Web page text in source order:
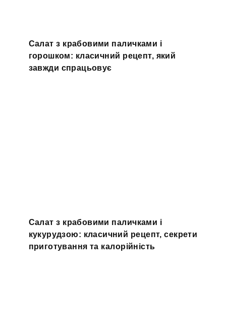
Салат з крабовими паличками і
горошком: класичний рецепт, який
завжди спрацьовує
Салат з крабовими паличками і
кукурудзою: класичний рецепт, секрети
приготування та калорійність